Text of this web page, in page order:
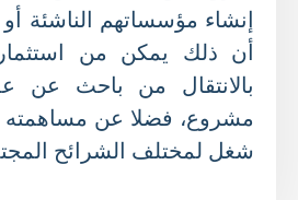
إنشاء مؤسساتهم الناشئة أو
أن ذلك يمكن من
بالانتقال من باحث عن
مشروع، فضلا عن
شغل لمختلف الشرائح